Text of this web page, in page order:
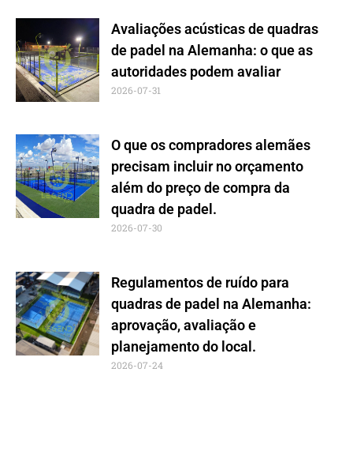
Avaliações acústicas de quadras
de padel na Alemanha: o que as
autoridades podem avaliar
2026-07-31
O que os compradores alemães
precisam incluir no orçamento
além do preço de compra da
quadra de padel.
2026-07-30
Regulamentos de ruído para
quadras de padel na Alemanha:
aprovação, avaliação e
planejamento do local.
2026-07-24